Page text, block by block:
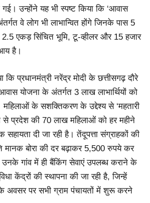
उन्होंने यह भी स्पष्ट किया कि ‘आवास
वे लोग भी लाभान्वित होंगे जिनके पास 5
एकड़ सिंचित भूमि, टू-व्हीलर और 15 हजार
है।
कि प्रधानमंत्री नरेंद्र मोदी के छत्तीसगढ़ दौरे
योजना के अंतर्गत 3 लाख लाभार्थियों को
महिलाओं के सशक्तिकरण के उद्देश्य से ‘महतारी
से प्रदेश की 70 लाख महिलाओं को हर महीने
दी जा रही है। तेंदूपत्ता संग्राहकों की
मानक बोरा की दर बढ़ाकर 5,500 रुपये कर
उनके गांव में ही बैंकिंग सेवाएं उपलब्ध कराने के
केंद्रों की स्थापना की जा रही है, जिन्हें
अवसर पर सभी ग्राम पंचायतों में शुरू करने